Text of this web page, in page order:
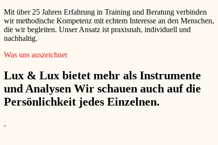
Mit über 25 Jahren Erfahrung in Training und Beratung verbinden
wir methodische Kompetenz mit echtem Interesse an den Menschen,
die wir begleiten. Unser Ansatz ist praxisnah, individuell und
nachhaltig.
Was uns auszeichnet
Lux & Lux bietet mehr als Instrumente
und Analysen Wir schauen auch auf die
Persönlichkeit jedes Einzelnen.